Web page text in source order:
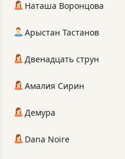
Наташа Воронцова
Арыстан Тастанов
Двенадцать струн
Амалия Сирин
Демура
Dana Noire